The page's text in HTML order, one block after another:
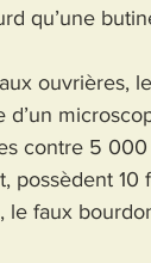
qu’une
ouvrières,
d’un
contre 5
possèdent
faux